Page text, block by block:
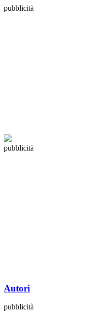
pubblicità
pubblicità
Autori
pubblicità